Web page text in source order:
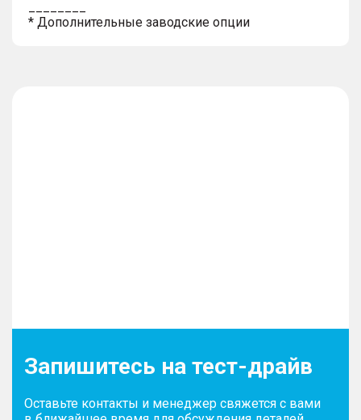
* Дополнительные заводские опции
Запишитесь на тест-драйв
Оставьте контакты и менеджер свяжется с вами